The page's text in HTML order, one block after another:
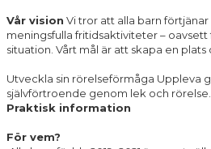
Vår vision Vi tror att alla barn
meningsfulla fritidsaktiviteter –
situation. Vårt mål är att skapa en plats
Utveckla sin rörelseförmåga Uppleva
självförtroende genom lek och rörelse.
Praktisk information
För vem?